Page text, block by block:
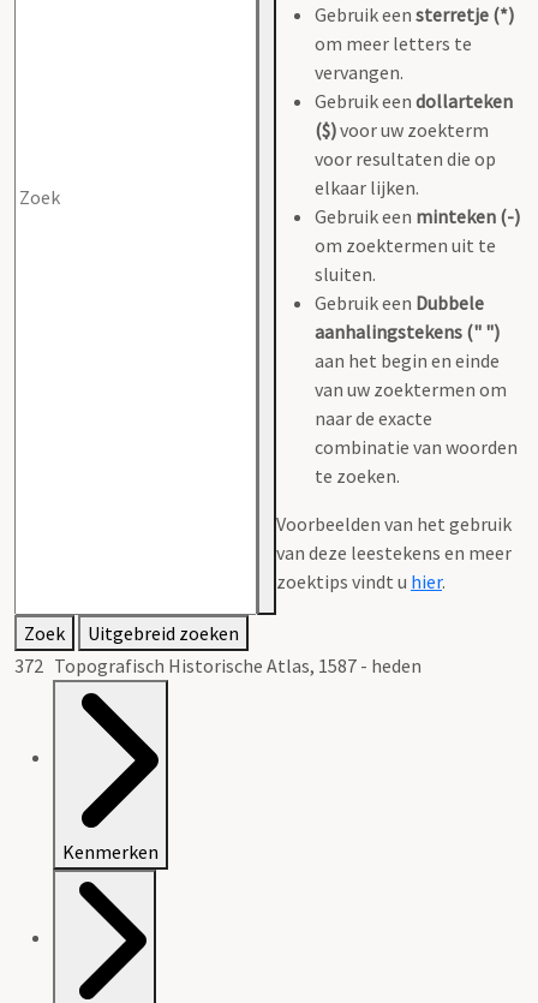
Gebruik een sterretje (*)
om meer letters te
vervangen.
Gebruik een dollarteken
($)voor uw zoekterm
voor resultaten die op
elkaar lijken.
Gebruik een minteken (-)
om zoektermen uit te
sluiten.
Gebruik een Dubbele
aanhalingstekens (" ")
aan het begin en einde
van uw zoektermen om
naar de exacte
combinatie van woorden
te zoeken.
Voorbeelden van het gebruik
van deze leestekens en meer
zoektips vindt u hier.
Zoek
Uitgebreid zoeken
372 Topografisch Historische Atlas, 1587 - heden
Kenmerken